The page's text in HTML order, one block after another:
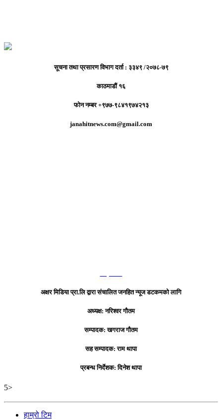
सूचना तथा प्रसारण विभाग दर्ता : ३३४९ /२०७८-७९
काठमाडौं १६
फोन नम्बर +९७७-९८४१९७४२१३
janahitnews.com@gmail.com
अक्षर मिडिया प्रा.लि द्वारा संचालित जनहित न्यूज डटकमको लागि
अध्यक्ष: नरिश्वर गौतम
सम्पादक: खगराज गौतम
सह सम्पादक: राम थापा
प्रबन्ध निर्देशक: दिनेश थापा
5>
हाम्रो टिम